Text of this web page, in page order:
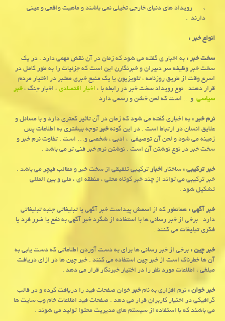
* رویداد های دنیای خارجی تخیلی نمی باشند و ماهیت واقعی و عینی
دارند .
انواع خبر :
سخت خبر : به اخبار ی گفته می شود که زمان در آن نقش مهمی دارد . در یک
سخت خبر وظیفه سر دبیران و خبرنگارن این است که جزئیات را به طور کامل در
اسرع وقت از طریق روزنامه ، تلویزیون یا یک منبع خبری معتبر در اختیار مردم
قرار دهند . نوع رویداد سخت خبر در رابطه با ،اخبار اقتصادی، اخبار جنگ ،خبر
سیاسیو… است که لحن خشن و رسمی دارد .
نرم خبر :به اخباری گفته می شود که زمان در آن تاثیر کمتری دارد و با مسائل و
علایق انسان در ارتباط است . در این گونهخبرتوجه بیشتری به اطلاعات پس
زمینه می شود و لحن آن توصیفی ، ادبی ، شخصی و… است . تفاوت نرم خبر و
سخت خبر در نوع نوشتن آن است . نوشتن نرم خبر فنی تر می باشد .
خبر ترکیبی :ساختاراخبارترکیبی تلفیقی از سخت خبر و مطالب فیچر می باشد .
خبر ترکیبی می تواند از چند خبر کوتاه محلی ، منطقه ای ، ملی و بین المللی
تشکیل شود .
خبر آگهی :همانطور که از اسمش پیداست خبر آگهی یا تبلیغاتی جنبه تبلیغاتی
دارد . برخی از خبر رسانی ها با استفاده از شگرد خبر آگهی به نفع یا ضرر فرد یا
فکری تبلیغات می کنند .
خبر چین :برخی از خبر رسانی ها برای به دست آوردن اطلاعاتی که دست یابی به
آن ها خطرناک است از خبر چین استفاده می کنند . خبر چین ها در ازای دریافت
مبلغی ، اطلاعات مورد نظر را در اختیار خبرنگار قرار می دهد .
خبر خوان :نرم افزاری به نامخبرخوان صفحات فید را دریافت کرده و در قالب
گرافیکی در اختیار کاربران قرار می دهد . صفحات فید اطلاعات خام وب سایت ها
می باشند که با استفاده از سیستم های مدیریت محتوا تولید می شوند .